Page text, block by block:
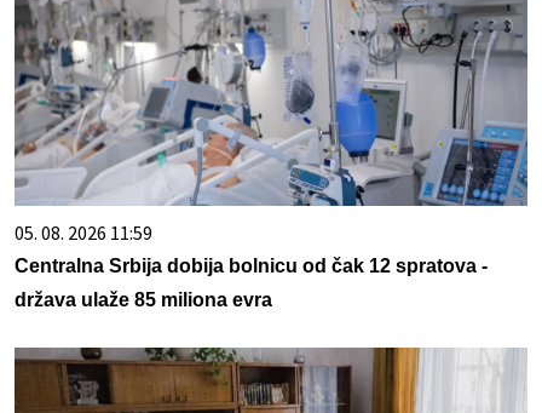
05. 08. 2026 11:59
Centralna Srbija dobija bolnicu od čak 12 spratova -
država ulaže 85 miliona evra